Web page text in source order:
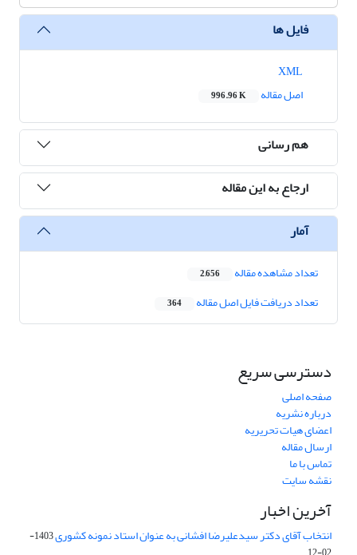
فایل ها
اصل مقاله
996.96 K
هم رسانی
ارجاع به این مقاله
آمار
تعداد مشاهده مقاله 2,656
تعداد دریافت فایل اصل مقاله 364
دسترسی سریع
صفحه اصلی
درباره نشریه
اعضای هیات تحریریه
ارسال مقاله
تماس با ما
نقشه سایت
آخرین اخبار
انتخاب آقای دکتر سیدعلیرضا افشانی به عنوان استاد نمونه کشوری
1403-